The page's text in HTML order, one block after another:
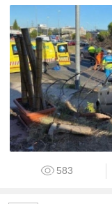
583